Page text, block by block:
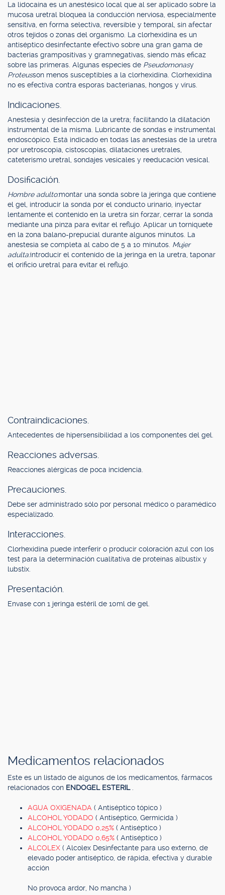
La lidocaína es un anestésico local que al ser aplicado sobre la
mucosa uretral bloquea la conducción nerviosa, especialmente
sensitiva, en forma selectiva, reversible y temporal, sin afectar
otros tejidos o zonas del organismo. La clorhexidina es un
antiséptico desinfectante efectivo sobre una gran gama de
bacterias grampositivas y gramnegativas, siendo más eficaz
sobre las primeras. Algunas especies de Pseudomonasy
Proteusson menos susceptibles a la clorhexidina. Clorhexidina
no es efectiva contra esporas bacterianas, hongos y virus.
Indicaciones.
Anestesia y desinfección de la uretra; facilitando la dilatación
instrumental de la misma. Lubricante de sondas e instrumental
endoscópico. Está indicado en todas las anestesias de la uretra
por uretroscopia, cistoscopias, dilataciones uretrales,
cateterismo uretral, sondajes vesicales y reeducación vesical.
Dosificación.
Hombre adulto:montar una sonda sobre la jeringa que contiene
el gel, introducir la sonda por el conducto urinario, inyectar
lentamente el contenido en la uretra sin forzar, cerrar la sonda
mediante una pinza para evitar el reflujo. Aplicar un torniquete
en la zona balano-prepucial durante algunos minutos. La
anestesia se completa al cabo de 5 a 10 minutos. Mujer
adulta:introducir el contenido de la jeringa en la uretra, taponar
el orificio uretral para evitar el reflujo.
Contraindicaciones.
Antecedentes de hipersensibilidad a los componentes del gel.
Reacciones adversas.
Reacciones alérgicas de poca incidencia.
Precauciones.
Debe ser administrado sólo por personal médico o paramédico
especializado.
Interacciones.
Clorhexidina puede interferir o producir coloración azul con los
test para la determinación cualitativa de proteínas albustix y
lubstix.
Presentación.
Envase con 1 jeringa estéril de 10ml de gel.
Medicamentos relacionados
Este es un listado de algunos de los medicamentos, fármacos
relacionados con ENDOGEL ESTERIL
AGUA OXIGENADA ( Antiséptico tópico )
ALCOHOL YODADO ( Antiséptico, Germicida )
ALCOHOL YODADO 0,25% ( Antiséptico )
ALCOHOL YODADO 0,65% ( Antiséptico )
ALCOLEX ( Alcolex Desinfectante para uso externo, de
elevado poder antiséptico, de rápida, efectiva y durable
acción
No provoca ardor, No mancha )